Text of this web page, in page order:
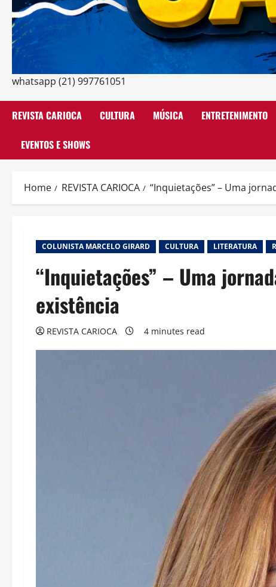
whatsapp (21) 997761051
REVISTA CARIOCA CULTURA MÚSICA ENTRETENIMENTO
EVENTOS E SHOWS
Home REVISTA CARIOCA “Inquietações” – Uma
COLUNISTA MARCELO GIRARD CULTURA LITERATURA
“Inquietações” – Uma
existência
REVISTA CARIOCA 4 minutes read